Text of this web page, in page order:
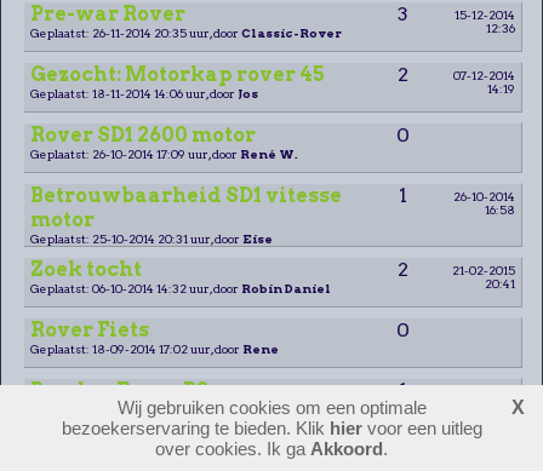
Pre-war Rover 3
15-12-2014
12:36
Geplaatst: 26-11-2014 20:35 uur, door Classic-Rover
Gezocht: Motorkap rover 45 2
07-12-2014
14:19
Geplaatst: 18-11-2014 14:06 uur, door Jos
Rover SD1 2600 motor 0
Geplaatst: 26-10-2014 17:09 uur, door René W.
Betrouwbaarheid SD1 vitesse
motor
1
26-10-2014
16:58
Geplaatst: 25-10-2014 20:31 uur, door Eise
Zoek tocht 2
21-02-2015
20:41
Geplaatst: 06-10-2014 14:32 uur, door Robin Daniel
Rover Fiets 0
Geplaatst: 18-09-2014 17:02 uur, door Rene
Banden Rover P2 1
08:42
Geplaatst: 13-09-2014 21:20 uur, doorHans van der Zwet.
Chromen hoorns.
Wij gebruiken cookies om een optimale
bezoekerservaring te bieden. Klik hiervoor een uitleg
over cookies. Ik ga Akkoord.
X